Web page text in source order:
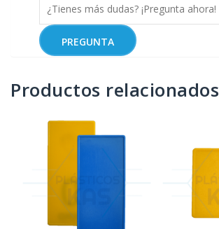
Productos relacionados